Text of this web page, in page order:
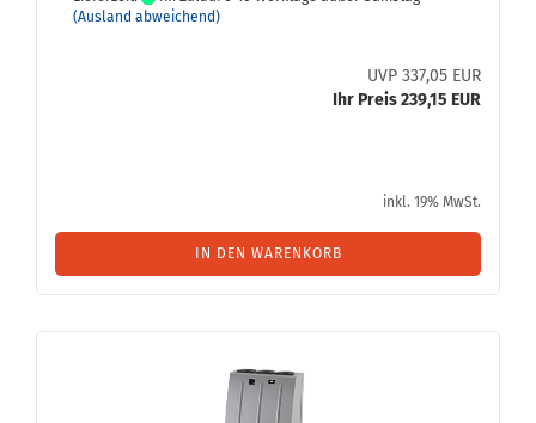
(Ausland abweichend)
UVP 337,05 EUR
Ihr Preis 239,15 EUR
inkl. 19% MwSt.
IN DEN WARENKORB